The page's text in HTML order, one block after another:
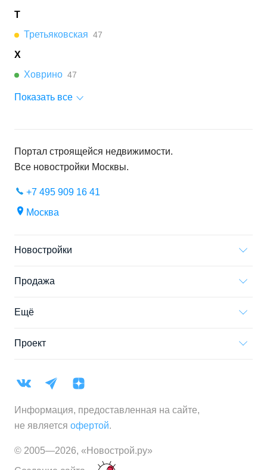
Т
Третьяковская 47
Х
Ховрино 47
Показать все
Портал строящейся недвижимости.
Все новостройки Москвы.
+7 495 909 16 41
Москва
Новостройки
Продажа
Ещё
Проект
Информация, предоставленная на сайте,
не является офертой.
© 2005—2026, «Новострой.ру»